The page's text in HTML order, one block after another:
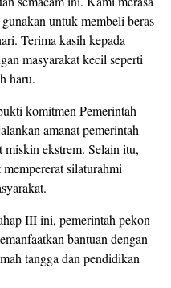
untuk membeli beras
Terima kasih kepada
masyarakat kecil seperti
haru.
komitmen Pemerintah
amanat pemerintah
miskin ekstrem. Selain itu,
silaturahmi
III ini, pemerintah pekon
bantuan dengan
tangga dan pendidikan